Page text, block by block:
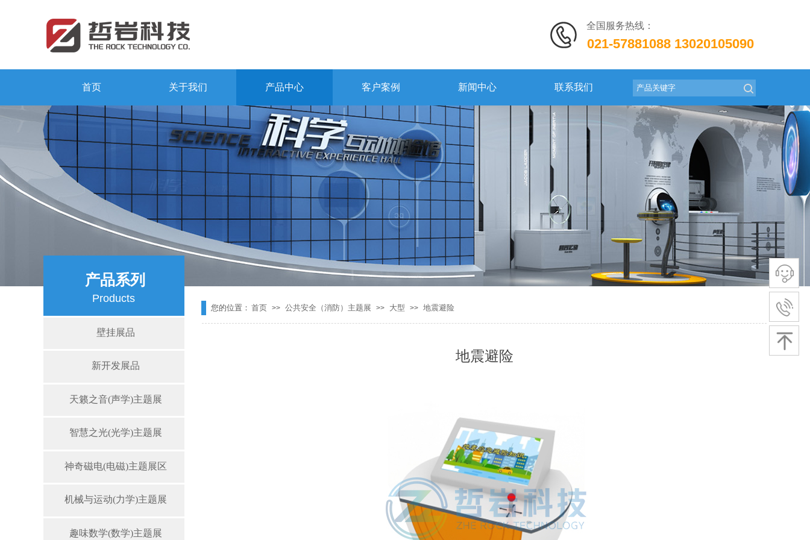
021-57881088 13020105090
全国服务热线：
首页 关于我们 产品中心 客户案例 新闻中心 联系我们
Products
产品系列
您的位置： 首页 >> 公共安全（消防）主题展 >> 大型 >> 地震避险
壁挂展品
新开发展品
天籁之音(声学)主题展
智慧之光(光学)主题展
神奇磁电(电磁)主题展区
机械与运动(力学)主题展
趣味数学(数学)主题展
地震避险